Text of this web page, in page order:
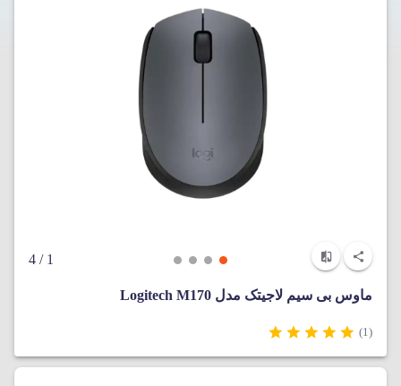
1
/ 4
ماوس بی‌ سیم لاجیتک مدل Logitech M170
(1)